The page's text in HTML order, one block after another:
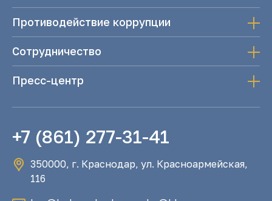
Противодействие коррупции
Сотрудничество
Пресс-центр
+7 (861) 277-31-41
350000, г. Краснодар, ул. Красноармейская,
116